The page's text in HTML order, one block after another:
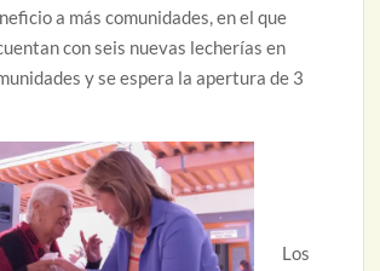
a más comunidades, en el que
con seis nuevas lecherías en
y se espera la apertura de 3
Los